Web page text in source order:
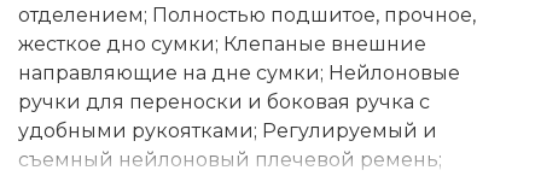
отделением; Полностью подшитое, прочное,
жесткое дно сумки; Клепаные внешние
направляющие на дне сумки; Нейлоновые
ручки для переноски и боковая ручка с
удобными рукоятками; Регулируемый и
съемный нейлоновый плечевой ремень;